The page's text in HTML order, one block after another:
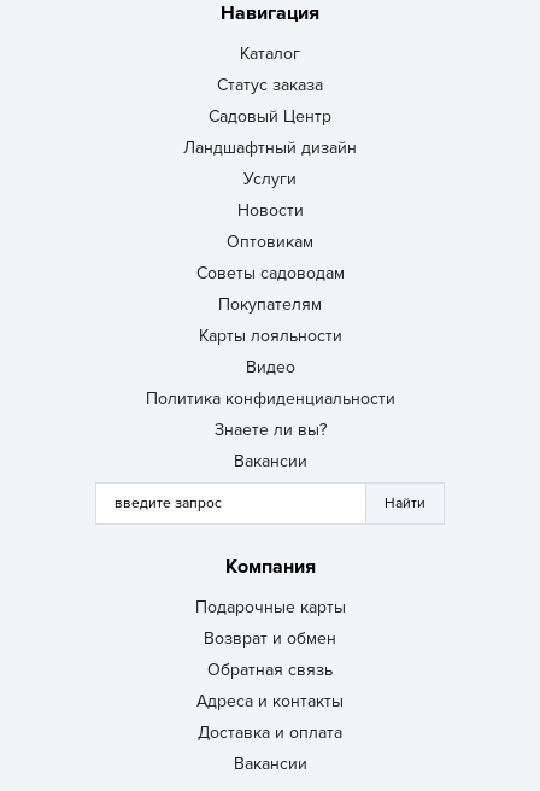
Навигация
Каталог
Статус заказа
Садовый Центр
Ландшафтный дизайн
Услуги
Новости
Оптовикам
Советы садоводам
Покупателям
Карты лояльности
Видео
Политика конфиденциальности
Знаете ли вы?
Вакансии
Компания
Подарочные карты
Возврат и обмен
Обратная связь
Адреса и контакты
Доставка и оплата
Вакансии